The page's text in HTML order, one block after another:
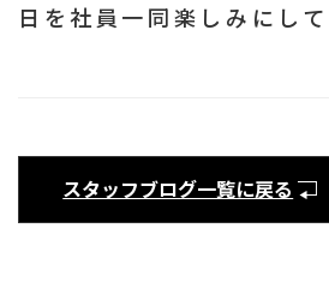
日を社員一同楽しみにして
スタッフブログ一覧に戻る